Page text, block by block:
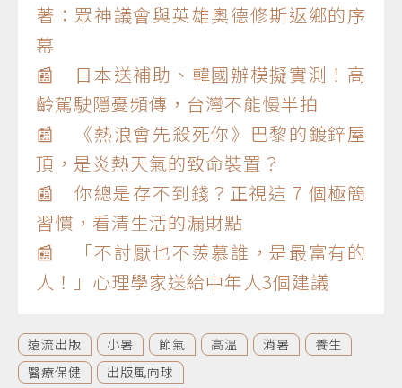
著：眾神議會與英雄奧德修斯返鄉的序
幕
📰 日本送補助、韓國辦模擬實測！高
齡駕駛隱憂頻傳，台灣不能慢半拍
📰 《熱浪會先殺死你》巴黎的鍍鋅屋
頂，是炎熱天氣的致命裝置？
📰 你總是存不到錢？正視這 7 個極簡
習慣，看清生活的漏財點
📰 「不討厭也不羨慕誰，是最富有的
人！」心理學家送給中年人3個建議
遠流出版 小暑 節氣 高溫 消暑
養生
醫療保健
出版風向球